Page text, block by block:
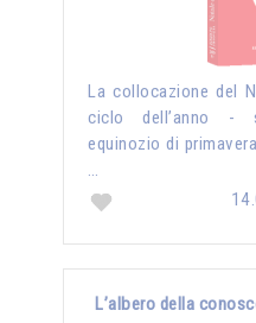
La collocazione del
ciclo dell’anno -
equinozio di
…
L’albero della